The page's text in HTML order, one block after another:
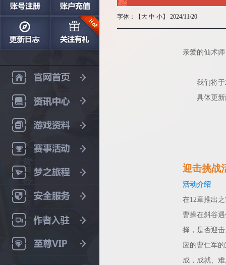
字体：【 大 中 小】 2024/11/20
亲爱的仙术
我们将于
具体更新
迎击挑战
活动介绍
在12章推出
曹操在斜谷
择，是否迎
应的曹仁军
成，成就、